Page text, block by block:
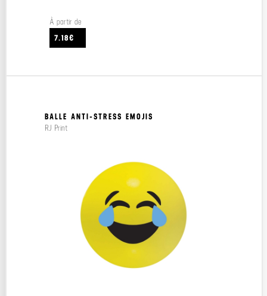
À partir de
7.18€
BALLE ANTI-STRESS EMOJIS
RJ Print